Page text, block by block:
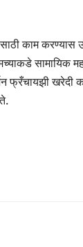
काम करण्यास
सामायिक
खरेदी